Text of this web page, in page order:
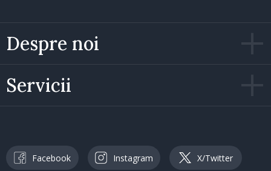
Despre noi
Servicii
Facebook Instagram X/Twitter